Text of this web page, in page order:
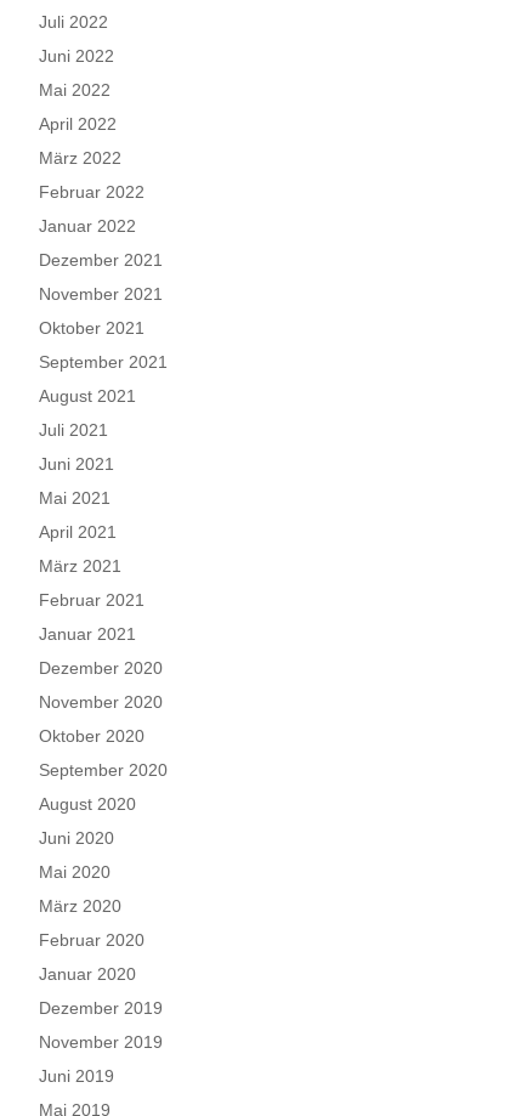
Juli 2022
Juni 2022
Mai 2022
April 2022
März 2022
Februar 2022
Januar 2022
Dezember 2021
November 2021
Oktober 2021
September 2021
August 2021
Juli 2021
Juni 2021
Mai 2021
April 2021
März 2021
Februar 2021
Januar 2021
Dezember 2020
November 2020
Oktober 2020
September 2020
August 2020
Juni 2020
Mai 2020
März 2020
Februar 2020
Januar 2020
Dezember 2019
November 2019
Juni 2019
Mai 2019